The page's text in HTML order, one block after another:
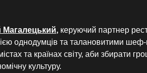
Магалецький, керуючий партнер
однодумців та талановитими шеф-
та країнах світу, аби збирати
культуру.